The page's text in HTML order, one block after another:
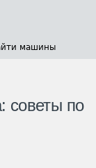
машины
советы по